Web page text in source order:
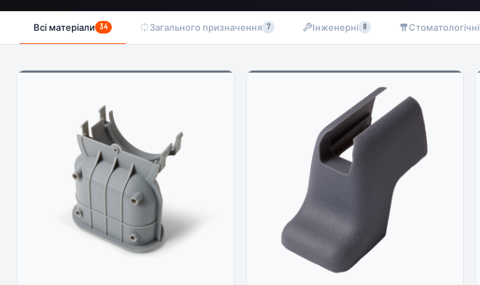
Всі матеріали 34 Загального призначення 7 Інженерні 8 Стоматологічні